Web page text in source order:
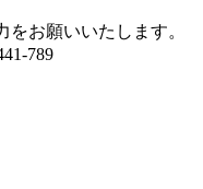
お願いいたします。
789